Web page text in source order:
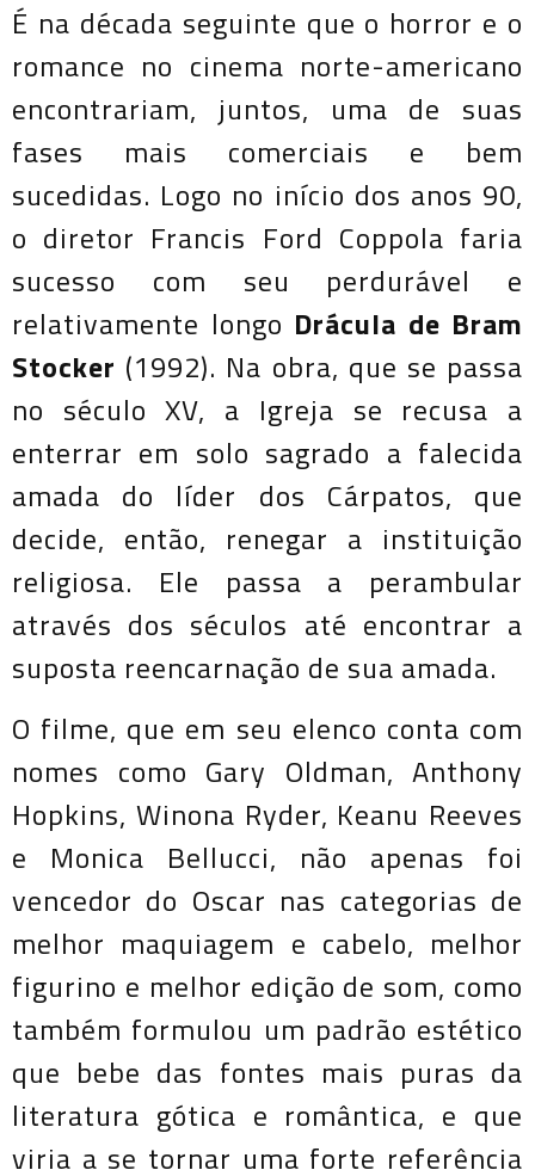
É na década seguinte que o horror e o
romance no cinema norte-americano
encontrariam, juntos, uma de suas
fases mais comerciais e bem
sucedidas. Logo no início dos anos 90,
o diretor Francis Ford Coppola faria
sucesso com seu
perdurável e
relativamente longo Drácula de Bram
Stocker (1992). Na obra, que se passa
no século XV, a Igreja se recusa a
enterrar em solo sagrado a falecida
amada do líder dos Cárpatos, que
decide, então, renegar a instituição
religiosa. Ele passa a perambular
através dos séculos até encontrar a
suposta reencarnação de sua amada.
O filme, que em seu elenco conta com
nomes como Gary Oldman, Anthony
Hopkins, Winona Ryder, Keanu Reeves
e Monica Bellucci, não apenas foi
vencedor do Oscar nas categorias de
melhor maquiagem e cabelo, melhor
figurino e melhor edição de som, como
também formulou um padrão estético
que bebe das fontes mais puras da
literatura gótica e romântica, e que
viria a se tornar uma forte referência